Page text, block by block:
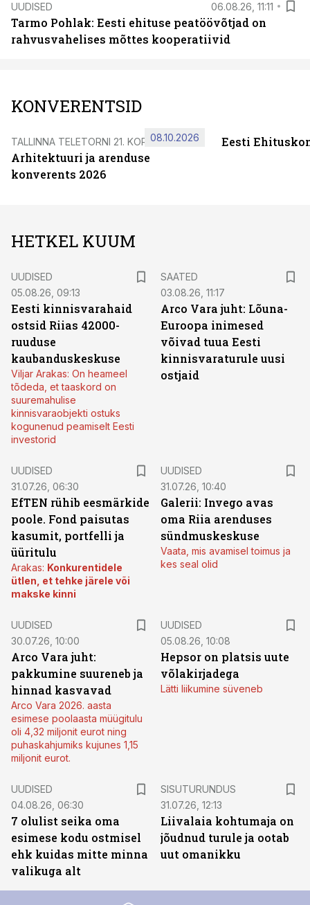
UUDISED 06.08.26, 11:11
Tarmo Pohlak: Eesti ehituse peatöövõtjad on
rahvusvahelises mõttes kooperatiivid
KONVERENTSID
TALLINNA TELETORNI 21. KORRUSEL
Arhitektuuri ja arenduse
konverents 2026
08.10.2026 Eesti
HETKEL KUUM
UUDISED
05.08.26, 09:13
Eesti kinnisvarahaid
ostsid Riias 42000-
ruuduse
kaubanduskeskuse
Viljar Arakas: On heameel
tõdeda, et taaskord on
suuremahulise
kinnisvaraobjekti ostuks
kogunenud peamiselt Eesti
investorid
SAATED
03.08.26, 11:17
Arco Vara juht: Lõuna-
Euroopa inimesed
võivad tuua Eesti
kinnisvaraturule uusi
ostjaid
UUDISED
31.07.26, 06:30
EfTEN rühib eesmärkide
poole. Fond paisutas
kasumit, portfelli ja
üüritulu
Arakas: Konkurentidele
ütlen, et tehke järele või
makske kinni
UUDISED
31.07.26, 10:40
Galerii: Invego avas
oma Riia arenduses
sündmuskeskuse
Vaata, mis avamisel toimus ja
kes seal olid
UUDISED
30.07.26, 10:00
Arco Vara juht:
pakkumine suureneb ja
hinnad kasvavad
Arco Vara 2026. aasta
esimese poolaasta müügitulu
oli 4,32 miljonit eurot ning
puhaskahjumiks kujunes 1,15
miljonit eurot.
UUDISED
05.08.26, 10:08
Hepsor on platsis uute
võlakirjadega
Lätti liikumine süveneb
UUDISED
04.08.26, 06:30
7 olulist seika oma
esimese kodu ostmisel
ehk kuidas mitte minna
valikuga alt
SISUTURUNDUS
31.07.26, 12:13
Liivalaia kohtumaja on
jõudnud turule ja ootab
uut omanikku